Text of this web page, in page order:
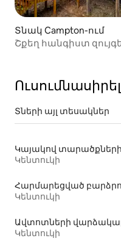
Տնակ Campton-ում
Շքեղ հանգիստ
Տների այլ տեսակներ
Կենտուկի
Կենտուկի
Կենտուկի